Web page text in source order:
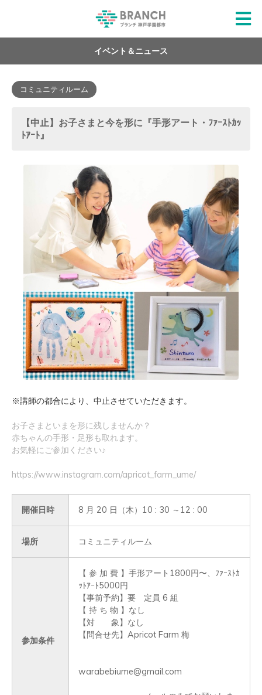
イベント＆ニュース
コミュニティルーム
【中止】お子さまと今を形に『手形アート・ﾌｧｰｽﾄｶｯ
ﾄｱｰﾄ』
※講師の都合により、中止させていただきます。
お子さまといまを形に残しませんか？
赤ちゃんの手形・足形も取れます。
お気軽にご参加ください♪
https://www.instagram.com/apricot_farm_ume/
開催日時 8 月 20 日（木）10 : 30 ～12 : 00
場所 コミュニティルーム
参加条件
【 参 加 費 】手形アート1800円〜、ﾌｧｰｽﾄｶ
ｯﾄｱｰﾄ5000円
【事前予約】要　定員 6 組
【 持 ち 物 】なし
【対　　象】なし
【問合せ先】Apricot Farm 梅
warabebiume@gmail.com